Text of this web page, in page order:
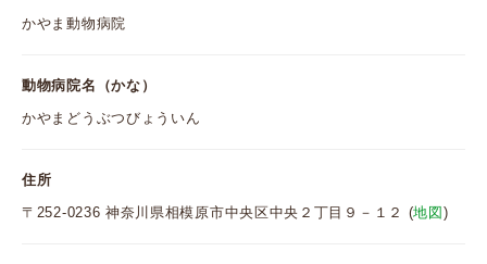
かやま動物病院
動物病院名（かな）
かやまどうぶつびょういん
住所
〒252-0236 神奈川県相模原市中央区中央２丁目９－１２ (地図 )